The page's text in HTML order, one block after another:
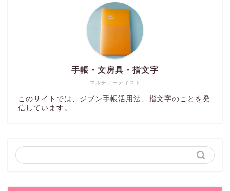
マルチアーティスト
手帳・文房具・指文字
このサイトでは、ジブン手帳活用法、指文字のことを発
信しています。